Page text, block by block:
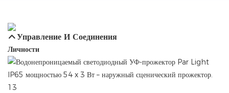
Управление И Соединения
Личности